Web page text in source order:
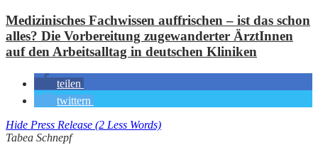
Medizinisches Fachwissen auffrischen – ist das schon
alles? Die Vorbereitung zugewanderter ÄrztInnen
auf den Arbeitsalltag in deutschen Kliniken
teilen
twittern
Hide Press Release (2 Less Words)
Tabea Schnepf